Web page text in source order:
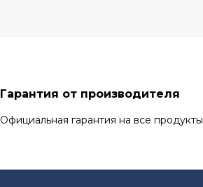
Гарантия от производителя
Официальная гарантия на все продукты